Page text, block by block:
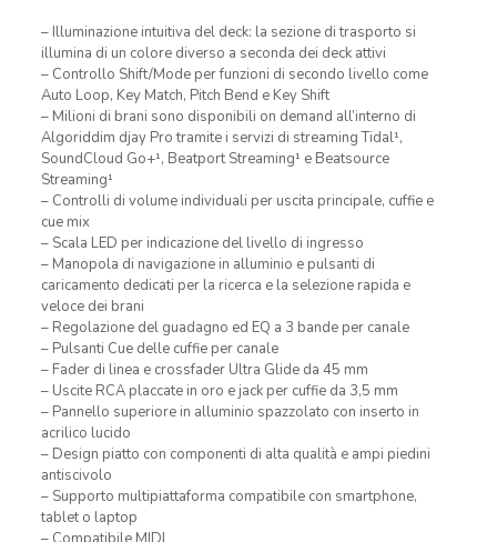
– Illuminazione intuitiva del deck: la sezione di trasporto si
illumina di un colore diverso a seconda dei deck attivi
– Controllo Shift/Mode per funzioni di secondo livello come
Auto Loop, Key Match, Pitch Bend e Key Shift
– Milioni di brani sono disponibili on demand all’interno di
Algoriddim djay Pro tramite i servizi di streaming Tidal¹,
SoundCloud Go+¹, Beatport Streaming¹ e Beatsource
Streaming¹
– Controlli di volume individuali per uscita principale, cuffie e
cue mix
– Scala LED per indicazione del livello di ingresso
– Manopola di navigazione in alluminio e pulsanti di
caricamento dedicati per la ricerca e la selezione rapida e
veloce dei brani
– Regolazione del guadagno ed EQ a 3 bande per canale
– Pulsanti Cue delle cuffie per canale
– Fader di linea e crossfader Ultra Glide da 45 mm
– Uscite RCA placcate in oro e jack per cuffie da 3,5 mm
– Pannello superiore in alluminio spazzolato con inserto in
acrilico lucido
– Design piatto con componenti di alta qualità e ampi piedini
antiscivolo
– Supporto multipiattaforma compatibile con smartphone,
tablet o laptop